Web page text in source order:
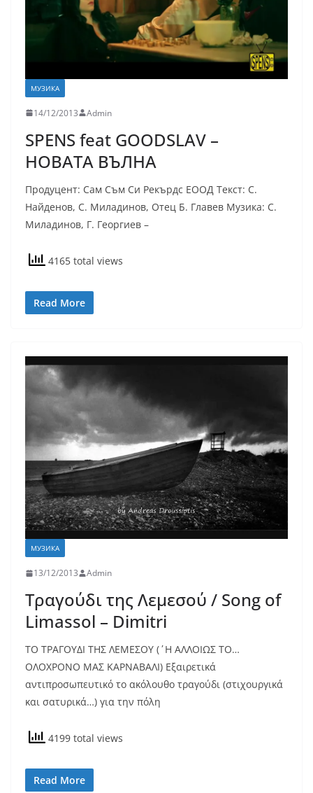
МУЗИКА
14/12/2013 Admin
SPENS feat GOODSLAV –
НОВАТА ВЪЛНА
Продуцент: Сам Съм Си Рекърдс ЕООД Текст: С.
Найденов, С. Миладинов, Отец Б. Главев Музика: С.
Миладинов, Г. Георгиев –
4165 total views
Read More
МУЗИКА
13/12/2013 Admin
Τραγούδι της Λεμεσού / Song of
Limassol – Dimitri
ΤΟ ΤΡΑΓΟΥΔΙ ΤΗΣ ΛΕΜΕΣΟΥ (΄Η ΑΛΛΟΙΩΣ ΤΟ…
ΟΛΟΧΡΟΝΟ ΜΑΣ ΚΑΡΝΑΒΑΛΙ) Εξαιρετικά
αντιπροσωπευτικό το ακόλουθο τραγούδι (στιχουργικά
και σατυρικά…) για την πόλη
4199 total views
Read More